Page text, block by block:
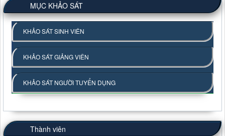
MỤC KHẢO SÁT
KHẢO SÁT SINH VIÊN
KHẢO SÁT GIẢNG VIÊN
KHẢO SÁT NGƯỜI TUYỂN DỤNG
Thành viên